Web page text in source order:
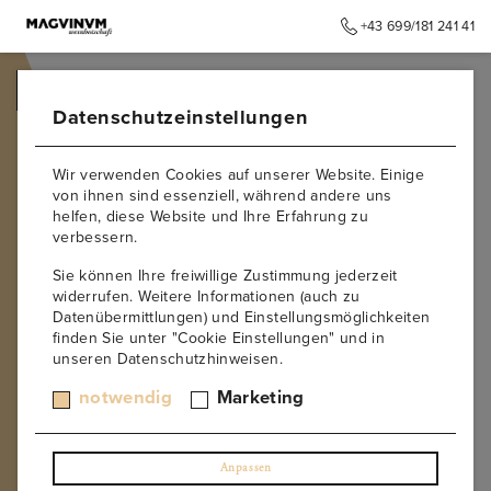
+43 699/181 241 41
Datenschutzeinstellungen
Wir verwenden Cookies auf unserer Website. Einige
von ihnen sind essenziell, während andere uns
helfen, diese Website und Ihre Erfahrung zu
verbessern.
Sie können Ihre freiwillige Zustimmung jederzeit
widerrufen. Weitere Informationen (auch zu
Datenübermittlungen) und Einstellungsmöglichkeiten
finden Sie unter "Cookie Einstellungen" und in
unseren Datenschutzhinweisen.
notwendig Marketing
Anpassen